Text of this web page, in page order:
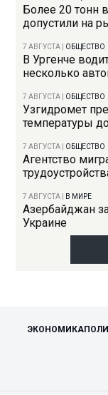
Более 20 тонн
допустили на
7 АВГУСТА ОБЩЕСТВО
В Ургенче
несколько
7 АВГУСТА ОБЩЕСТВО
Узгидромет
температуры
7 АВГУСТА ОБЩЕСТВО
Агентство
7 АВГУСТА В МИРЕ
Азербайджан
Украине
ЭКОНОМИКА